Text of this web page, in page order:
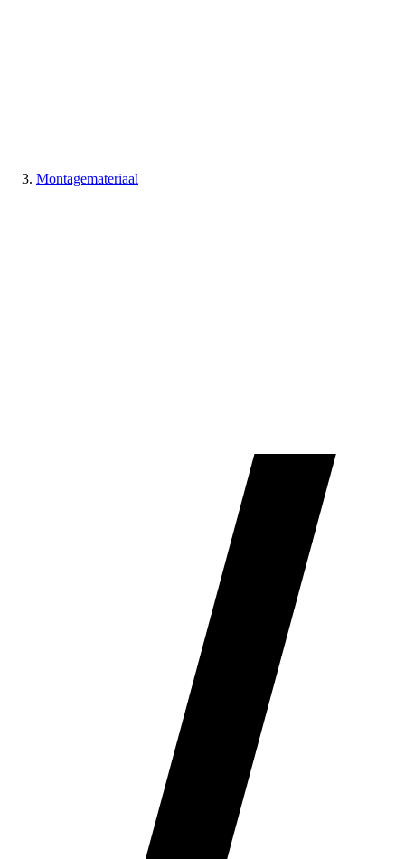
Montagemateriaal